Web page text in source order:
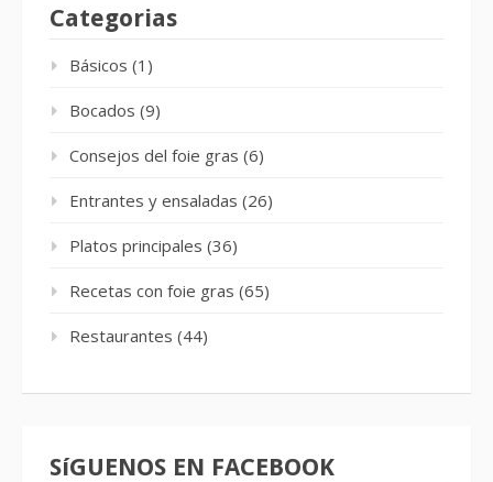
Categorias
Básicos (1)
Bocados (9)
Consejos del foie gras (6)
Entrantes y ensaladas (26)
Platos principales (36)
Recetas con foie gras (65)
Restaurantes (44)
SíGUENOS EN FACEBOOK